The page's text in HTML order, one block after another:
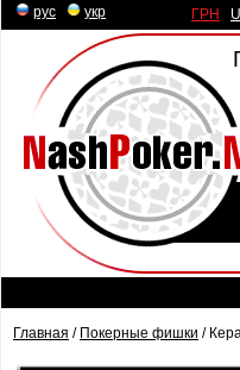
рус укр ГРН
Главная / Покерные фишки /